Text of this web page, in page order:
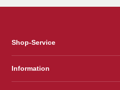
Shop-Service
Information